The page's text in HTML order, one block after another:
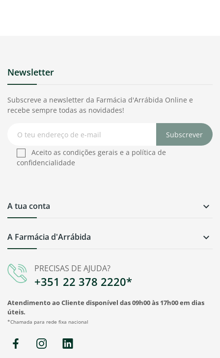
PRECISAS DE AJUDA?
+351 22 378 2220*
Atendimento ao Cliente disponível das 09h00 às 17h00 em dias
úteis.
*Chamada para rede fixa nacional
A Farmácia d'Arrábida 
A tua conta 
Newsletter
Subscreve a newsletter da Farmácia d'Arrábida Online e
recebe sempre todas as novidades!
Subscrever
Aceito as condições gerais e a política de
confidencialidade